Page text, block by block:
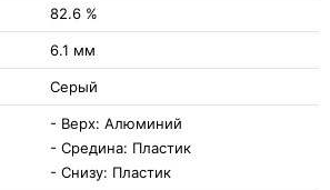
82.6 %
6.1 мм
Серый
- Верх: Алюминий
- Средина: Пластик
- Снизу: Пластик